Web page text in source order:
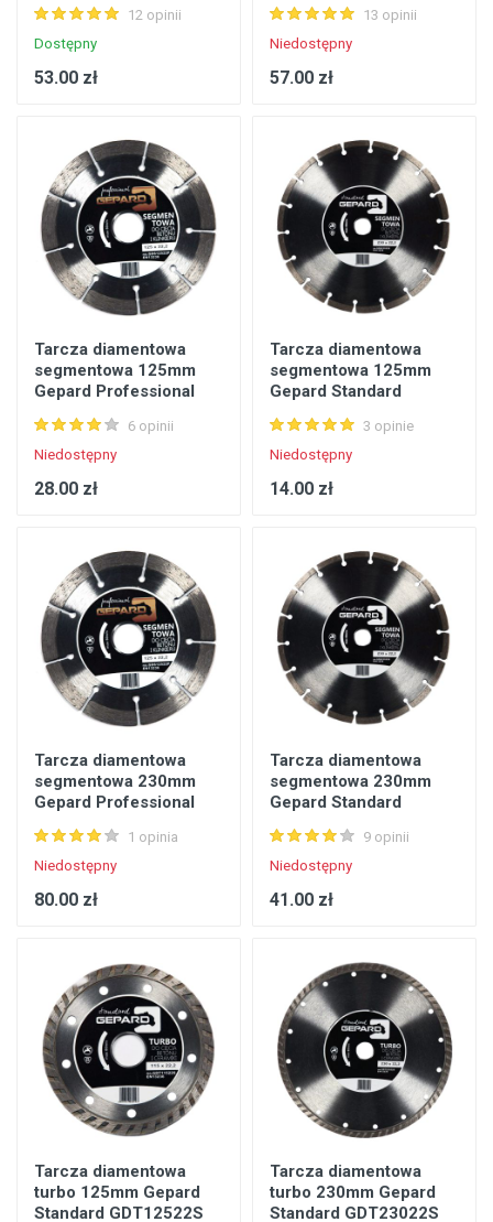
12 opinii
Dostępny
53.00 zł
13 opinii
Niedostępny
57.00 zł
Tarcza diamentowa
segmentowa 125mm
Gepard Professional
6 opinii
Niedostępny
28.00 zł
Tarcza diamentowa
segmentowa 125mm
Gepard Standard
3 opinie
Niedostępny
14.00 zł
Tarcza diamentowa
segmentowa 230mm
Gepard Professional
1 opinia
Niedostępny
80.00 zł
Tarcza diamentowa
segmentowa 230mm
Gepard Standard
9 opinii
Niedostępny
41.00 zł
Tarcza diamentowa
turbo 125mm Gepard
Standard GDT12522S
Tarcza diamentowa
turbo 230mm Gepard
Standard GDT23022S